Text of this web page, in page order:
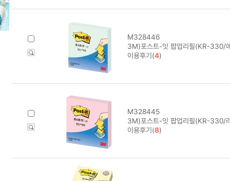
M328446
3M)포스트-잇 팝업리필(KR-330/
이용후기(4)
M328445
3M)포스트-잇 팝업리필(KR-330/
이용후기(8)